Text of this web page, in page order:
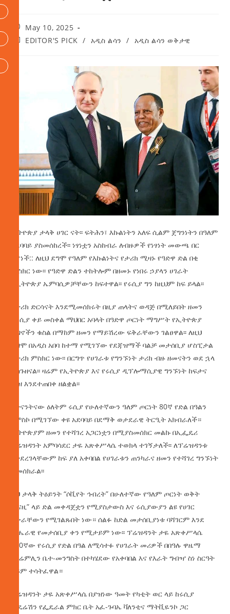
May 10, 2025
EDITOR'S PICK / አዲስ ልሳን / አዲስ ልሳን ወቅታዊ
ኢትዮጵያ ታላቅ ሀገር ናት፡፡ ፍትሕን፣ እኩልነትን አለፍ ሲልም ጀግንነትን በዓለም
አደባባይ ያስመሰከረች፡፡ ነፃነቷን አስከብራ ለብዙዎች የነፃነት መውጫ በር
የሆነች:: ለዚህ ደግሞ የዓለም የእኩልነትና የታሪክ ሚዛኑ የዓድዋ ድል በቂ
ምስክር ነው፡፡ የዓድዋ ድልን ተከትሎም በዘመኑ የነበሩ ኃያላን ሀገራት
በኢትዮጵያ ኤምባሲዎቻቸውን ከፍተዋል፡፡ የሩሲያ ግን ከዚህም ከፍ ይላል፡፡
የታሪክ ድርሳናት እንደሚመሰክሩት በዚያ ጠላትና ወዳጅ በሚለይበት ዘመን
የሩሲያ ቀይ መስቀል ማህበር አባላት በዓድዋ ጦርነት ማግሥት የኢትዮጵያ
ጀግኖችን ቁስል በማከም ዘመን የማይሽረው ፍቅራቸውን ገልፀዋል፡፡ ለዚህ
ደግሞ በአዲስ አበባ ከተማ የሚገኘው የደጃዝማች ባልቻ መታሰቢያ ሆስፒታል
የታሪክ ምስክር ነው፡፡ በርግጥ የሀገራቱ የግንኙነት ታሪክ ብዙ ዘመናትን ወደ ኋላ
ያስጉዘናል፡፡ ዛሬም የኢትዮጵያ እና የሩሲያ ዲፕሎማሲያዊ ግንኙነት ከፍታና
ወዝ እንደተጠበቀ ዘልቋል፡፡
በትናንትናው ዕለትም ሩሲያ የሁለተኛውን ዓለም ጦርነት 80ኛ የድል በዓልን
በሞስኮ በሚገኘው ቀዩ አደባባይ በደማቅ ወታደራዊ ትርዒት አክብራለች።
ኢትዮጵያም ዘመን የተሻገረ አጋርነቷን በሚያስመሰክር መልኩ በኢፌዴሪ
ፕሬዝዳንት አምባሳደር ታዬ አጽቀሥላሴ ተወክላ ተገኝታለች፡፡ ለፕሬዝዳንቱ
የተደረገላቸውም ከፍ ያለ አቀባበል የሀገራቱን ጠንካራና ዘመን የተሻገረ ግንኙነት
ይመሰክራል፡፡
ይህ ታላቅ ትዕይንት “ሶቪየት ኅብረት” በሁለተኛው የዓለም ጦርነት ወቅት
“በናዚ” ላይ ድል መቀዳጀቷን የሚያስታውስ እና ሩሲያውያን ልዩ የሀገር
ፍቅራቸውን የሚገልጹበት ነው። ሰልፉ ከድል መታሰቢያነቱ ባሻገርም እንደ
ብሔራዊ የመታሰቢያ ቀን የሚታይም ነው፡፡ ፕሬዝዳንት ታዬ አጽቀሥላሴ
በ80ኛው የሩሲያ የድል በዓል ለሚሳተፉ የሀገራት መሪዎች በበዓሉ ዋዜማ
በክሬምሊን ቤተ-መንግስት በተካሄደው የአቀባበል እና የእራት ግብዣ ስነ ስርዓት
ላይም ተሳትፈዋል።
ፕሬዝዳንት ታዬ አጽቀሥላሴ በያዝነው ዓመት የካቲት ወር ላይ ከሩሲያ
ፌዴሬሽን የፌዴራል ምክር ቤት አፈ-ጉባኤ ቫለንቲና ማትቪዬንኮ ጋር